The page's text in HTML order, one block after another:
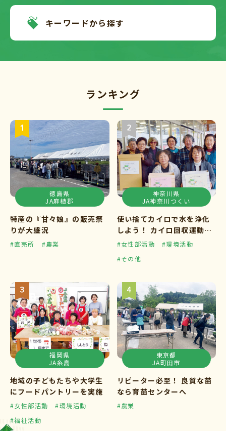
キーワードから探す
ランキング
徳島県
JA麻植郡
特産の『甘々娘』の販売祭
りが大盛況
#直売所 #農業
神奈川県
JA神奈川つくい
使い捨てカイロで水を浄化
しよう！ カイロ回収運動ス
タート
#女性部活動
#環境活動
#その他
福岡県
JA糸島
地域の子どもたちや大学生
にフードパントリーを実施
#女性部活動
#環境活動
#福祉活動
東京都
JA町田市
リピーター必至！ 良質な苗
なら育苗センターへ
#農業